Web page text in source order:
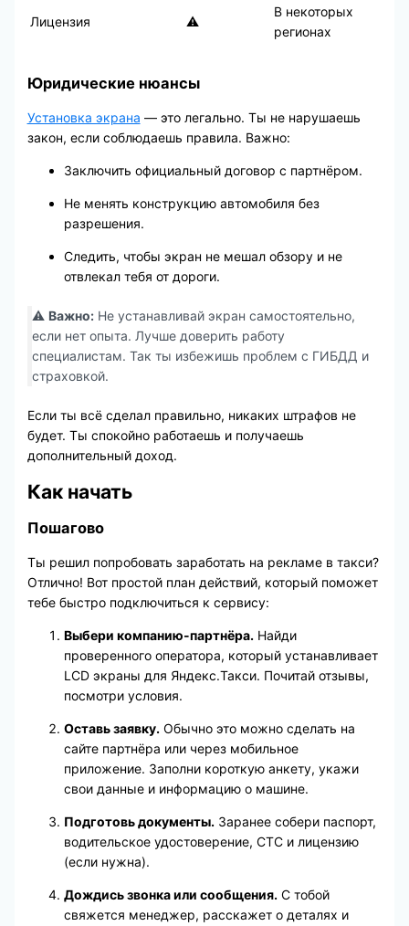
Лицензия ⚠️
В некоторых
регионах
Юридические нюансы
Установка экрана — это легально. Ты не нарушаешь
закон, если соблюдаешь правила. Важно:
Заключить официальный договор с партнёром.
Не менять конструкцию автомобиля без
разрешения.
Следить, чтобы экран не мешал обзору и не
отвлекал тебя от дороги.
⚠️ Важно:Не устанавливай экран самостоятельно,
если нет опыта. Лучше доверить работу
специалистам. Так ты избежишь проблем с ГИБДД и
страховкой.
Если ты всё сделал правильно, никаких штрафов не
будет. Ты спокойно работаешь и получаешь
дополнительный доход.
Как начать
Пошагово
Ты решил попробовать заработать на рекламе в такси?
Отлично! Вот простой план действий, который поможет
тебе быстро подключиться к сервису:
Выбери компанию-партнёра.Найди
проверенного оператора, который устанавливает
LCD экраны для Яндекс.Такси. Почитай отзывы,
посмотри условия.
Оставь заявку.Обычно это можно сделать на
сайте партнёра или через мобильное
приложение. Заполни короткую анкету, укажи
свои данные и информацию о машине.
Подготовь документы.Заранее собери паспорт,
водительское удостоверение, СТС и лицензию
(если нужна).
Дождись звонка или сообщения.С тобой
свяжется менеджер, расскажет о деталях и